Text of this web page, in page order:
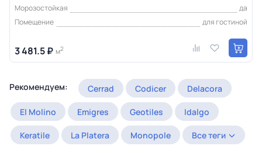
Морозостойкая
да
Помещение
для гостиной
3 481.5 ₽ м2
Рекомендуем: Cerrad Codicer Delacora
El Molino Emigres Geotiles Idalgo
Keratile La Platera Monopole Все теги